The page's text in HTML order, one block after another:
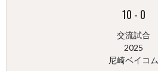
10 - 0
交流試合
2025
尼崎ベイコム